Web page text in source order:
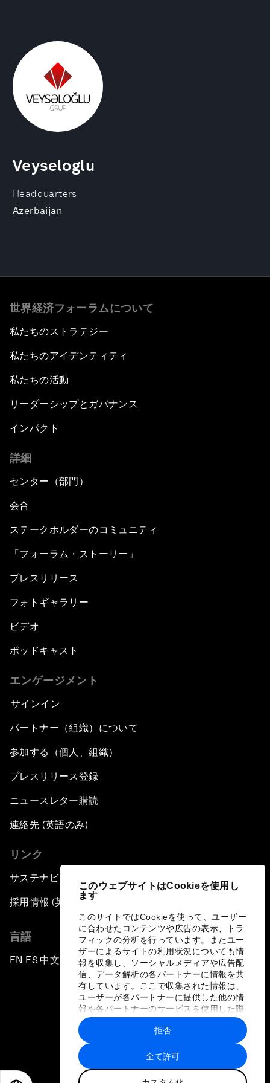
このウェブサイトはCookieを使用し
ます
このサイトではCookieを使って、ユーザー
に合わせたコンテンツや広告の表示、トラ
フィックの分析を行っています。またユー
ザーによるサイトの利用状況についても情
報を収集し、ソーシャルメディアや広告配
信、データ解析の各パートナーに情報を共
有しています。ここで収集された情報は、
ユーザーが各パートナーに提供した他の情
報や各パートナーのサービスを使用した際
に収集された情報と組み合わされ、各パー
トナーによって使用されることがありま
す。
全て許可
拒否
Headquarters
Azerbaijan
Veyseloglu
世界経済フォーラムについて
私たちのストラテジー
私たちのアイデンティティ
私たちの活動
リーダーシップとガバナンス
インパクト
詳細
センター（部門）
会合
ステークホルダーのコミュニティ
「フォーラム・ストーリー」
プレスリリース
フォトギャラリー
ビデオ
ポッドキャスト
エンゲージメント
サインイン
パートナー（組織）について
参加する（個人、組織）
プレスリリース登録
ニュースレター購読
連絡先 (英語のみ)
リンク
サステナビリティへの取り組み
採用情報 (英語のみ)
言語
EN ▪ES▪中文▪ 日本語
プライバシーポリシーと利用規約
サイトマップ